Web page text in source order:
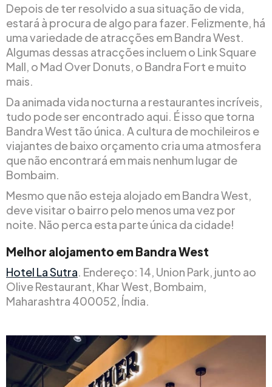
Depois de ter resolvido a sua situação de vida,
estará à procura de algo para fazer. Felizmente, há
uma variedade de atracções em Bandra West.
Algumas dessas atracções incluem o Link Square
Mall, o Mad Over Donuts, o Bandra Fort e muito
mais.
Da animada vida nocturna a restaurantes incríveis,
tudo pode ser encontrado aqui. É isso que torna
Bandra West tão única. A cultura de mochileiros e
viajantes de baixo orçamento cria uma atmosfera
que não encontrará em mais nenhum lugar de
Bombaim.
Mesmo que não esteja alojado em Bandra West,
deve visitar o bairro pelo menos uma vez por
noite. Não perca esta parte única da cidade!
Melhor alojamento em Bandra West
Hotel La Sutra. Endereço: 14, Union Park, junto ao
Olive Restaurant, Khar West, Bombaim,
Maharashtra 400052, Índia.